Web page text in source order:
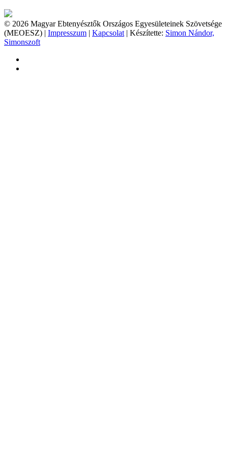
© 2026 Magyar Ebtenyésztők Országos Egyesületeinek Szövetsége
(MEOESZ) | Impresszum | Kapcsolat | Készítette: Simon Nándor,
Simonszoft